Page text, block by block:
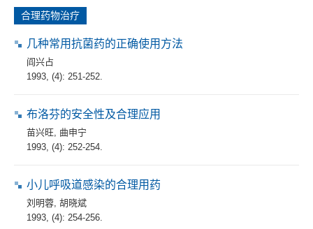
合理药物治疗
几种常用抗菌药的正确使用方法
阎兴占
1993, (4): 251-252.
布洛芬的安全性及合理应用
苗兴旺 曲申宁
1993, (4): 252-254.
小儿呼吸道感染的合理用药
刘明蓉 胡晓斌
1993, (4): 254-256.